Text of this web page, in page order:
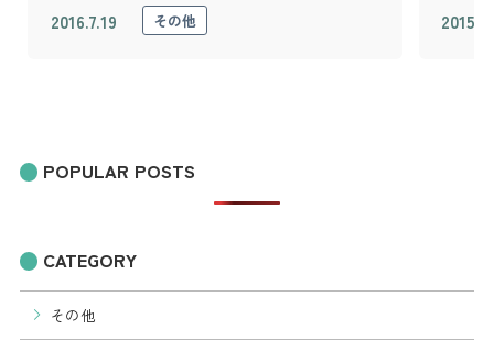
2016.7.19 その他
POPULAR POSTS
CATEGORY
その他